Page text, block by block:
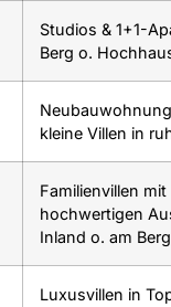
Studios & 1+1-
Berg o.
kleine Villen in
Familienvillen
hochwertigen
Inland o. am Berg
Luxusvillen in